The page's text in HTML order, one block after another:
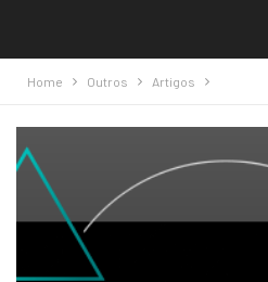
Home Outros Artigos